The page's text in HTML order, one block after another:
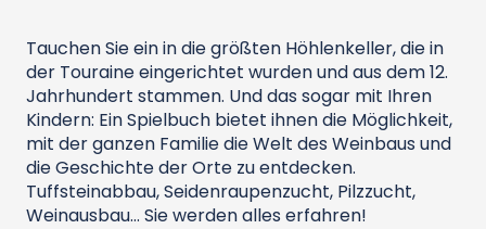
Tauchen Sie ein in die größten Höhlenkeller, die in
der Touraine eingerichtet wurden und aus dem 12.
Jahrhundert stammen. Und das sogar mit Ihren
Kindern: Ein Spielbuch bietet ihnen die Möglichkeit,
mit der ganzen Familie die Welt des Weinbaus und
die Geschichte der Orte zu entdecken.
Tuffsteinabbau, Seidenraupenzucht, Pilzzucht,
Weinausbau… Sie werden alles erfahren!